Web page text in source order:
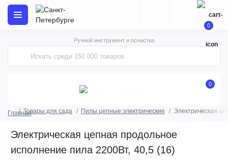
Ручной инструмент и оснастка
0
0
ГлавнаяТовары для сада Пилы цепные электрические Электрическая
Электрическая цепная продольное
исполнение пила 2200Вт, 40,5 (16)